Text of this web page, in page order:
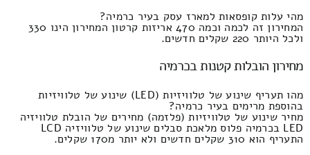
מהי עלות קופסאות למארז עסק בעיר כרמיה?
המחירון זה לכמה וכמה 470 אריזות קרטון המחירון הינו 330
ולכל היותר 220 שקלים חדשים.
מחירון הובלות קטנות בכרמיה
מהו תעריף שינוע של טלוויזיות (LED) שינוע של טלוויזיות
בהוספת מרימים בעיר כרמיה?
מחיר שינוע של טלוויזיות (פלזמה) מחירים של הובלת טלוויזיה
LED בכרמיה פלוס מלאכת סבלים שינוע של טלוויזיה LCD
התעריף הוא 310 שקלים חדשים ולא יותר מ170 שקלים.